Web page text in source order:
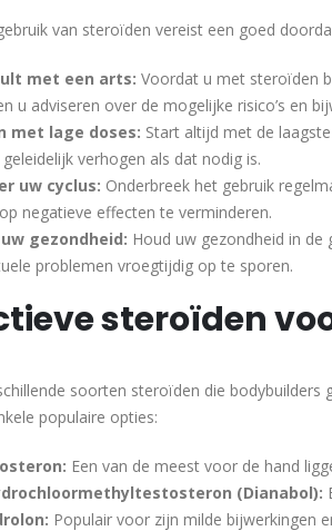
van steroïden vereist een goed
met een arts: Voordat u met steroïden
u adviseren over de mogelijke risico’s en
met lage doses: Start altijd met de
verhogen als dat nodig is.
uw cyclus: Onderbreek het gebruik
negatieve effecten te verminderen.
gezondheid: Houd uw gezondheid in
problemen vroegtijdig op te sporen.
steroïden
soorten steroïden die
populaire opties:
Een van de meest voor de hand
(Dianabol):
Populair voor zijn milde bijwerkingen